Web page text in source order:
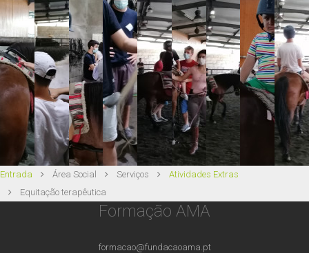
Entrada Área Social Serviços
Atividades Extras
Equitação terapêutica
Formação AMA
formacao@fundacaoama.pt